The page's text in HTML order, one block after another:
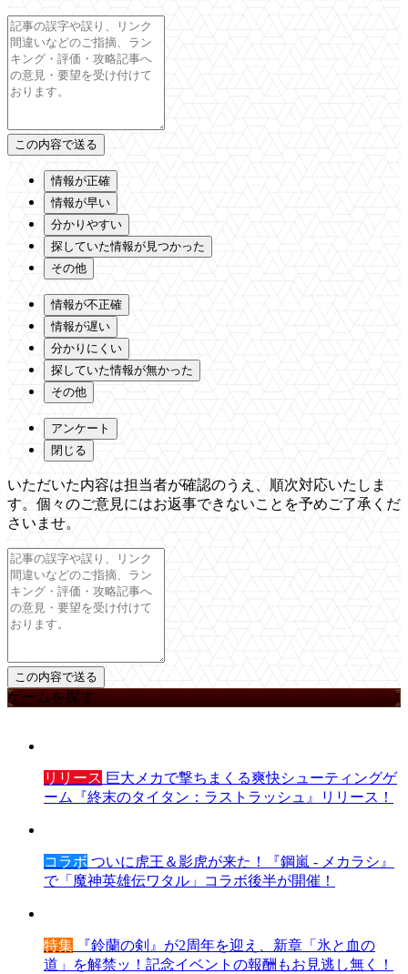
情報が正確
情報が早い
分かりやすい
探していた情報が見つかった
その他
情報が不正確
情報が遅い
分かりにくい
探していた情報が無かった
その他
アンケート
閉じる
いただいた内容は担当者が確認のうえ、順次対応いたしま
す。個々のご意見にはお返事できないことを予めご了承くだ
さいませ。
ゲームを探す
リリース 巨大メカで撃ちまくる爽快シューティングゲ
ーム『終末のタイタン：ラストラッシュ』リリース！
コラボ ついに虎王＆影虎が来た！『鋼嵐 - メカラシ』
で「魔神英雄伝ワタル」コラボ後半が開催！
特集 『鈴蘭の剣』が2周年を迎え、新章「氷と血の
道」を解禁ッ！記念イベントの報酬もお見逃し無く！